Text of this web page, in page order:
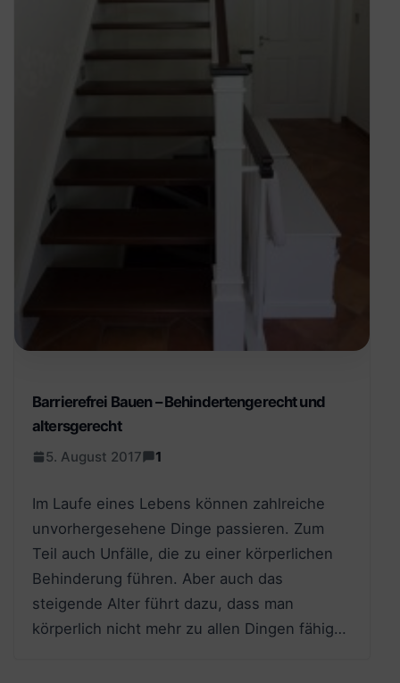
Barrierefrei Bauen – Behindertengerecht und
altersgerecht
5. August 2017 1
Im Laufe eines Lebens können zahlreiche
unvorhergesehene Dinge passieren. Zum
Teil auch Unfälle, die zu einer körperlichen
Behinderung führen. Aber auch das
steigende Alter führt dazu, dass man
körperlich nicht mehr zu allen Dingen fähig…